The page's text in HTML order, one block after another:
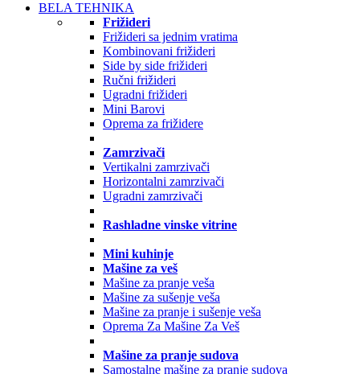
BELA TEHNIKA
Frižideri
Frižideri sa jednim vratima
Kombinovani frižideri
Side by side frižideri
Ručni frižideri
Ugradni frižideri
Mini Barovi
Oprema za frižidere
Zamrzivači
Vertikalni zamrzivači
Horizontalni zamrzivači
Ugradni zamrzivači
Rashladne vinske vitrine
Mini kuhinje
Mašine za veš
Mašine za pranje veša
Mašine za sušenje veša
Mašine za pranje i sušenje veša
Oprema Za Mašine Za Veš
Mašine za pranje sudova
Samostalne mašine za pranje sudova